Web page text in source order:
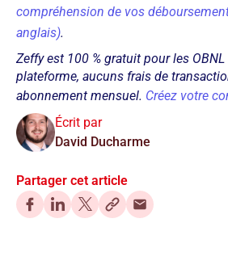
compréhension de vos
anglais).
Zeffy est 100 % gratuit pour les
plateforme, aucuns frais de
abonnement mensuel. Créez votre
Écrit par
David Ducharme
Partager cet article